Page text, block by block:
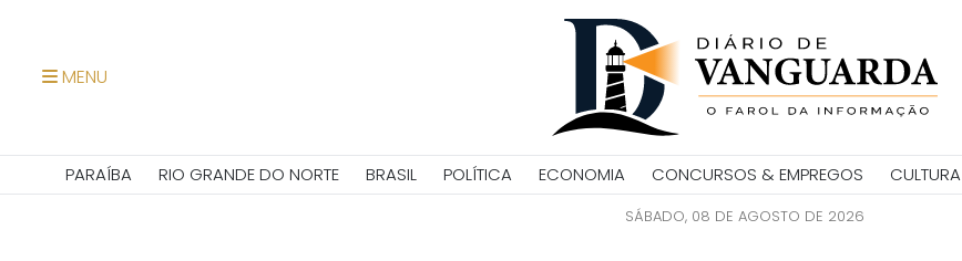
MENU
PARAÍBA RIO GRANDE DO NORTE BRASIL POLÍTICA ECONOMIA CONCURSOS & EMPREGOS CULTURA
SÁBADO, 08 DE AGOSTO DE 2026